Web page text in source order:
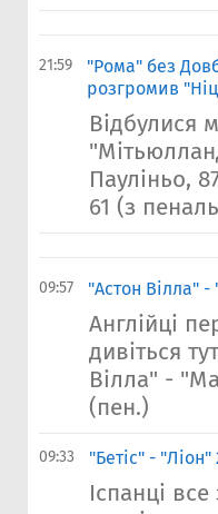
21:59
"Рома" без
розгромив
Відбулися
Пауліньо,
61 (з
09:57 "Астон Вілла"
Англійці
дивіться
Вілла" -
(пен.)
09:33 "Бетіс" -
Іспанці